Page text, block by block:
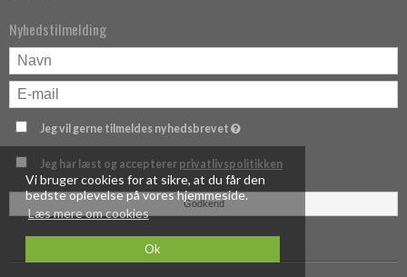
Vi bruger cookies for at sikre, at du får den
bedste oplevelse på vores hjemmeside.
Læs mere om cookies
Ok
Nyhedstilmelding
Jeg vil gerne tilmeldes nyhedsbrevet
Jeg har læst og accepterer privatlivspolitikken
Godkend